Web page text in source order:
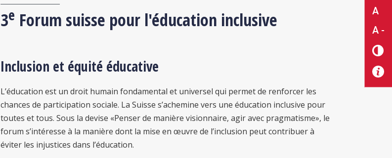
A
A -
3e Forum suisse pour l'éducation inclusive
Inclusion et équité éducative
L’éducation est un droit humain fondamental et universel qui permet de renforcer les
chances de participation sociale. La Suisse s’achemine vers une éducation inclusive pour
toutes et tous. Sous la devise «Penser de manière visionnaire, agir avec pragmatisme», le
forum s’intéresse à la manière dont la mise en œuvre de l’inclusion peut contribuer à
éviter les injustices dans l’éducation.